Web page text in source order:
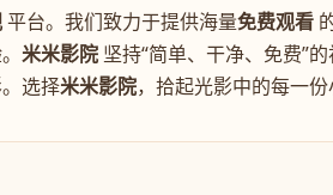
平台。我们致力于提供海量免费观看
米米影院 坚持“简单、干净、免费”
选择米米影院，拾起光影中的每一份